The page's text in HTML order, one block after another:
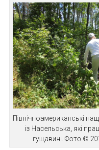
Північноамериканські
із Насельська, які
гущавині. Фото ©